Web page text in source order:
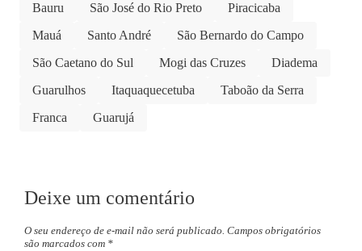
Bauru
São José do Rio Preto
Piracicaba
Mauá
Santo André
São Bernardo do Campo
São Caetano do Sul
Mogi das Cruzes
Diadema
Guarulhos
Itaquaquecetuba
Taboão da Serra
Franca
Guarujá
Deixe um comentário
O seu endereço de e-mail não será publicado. Campos obrigatórios
são marcados com *